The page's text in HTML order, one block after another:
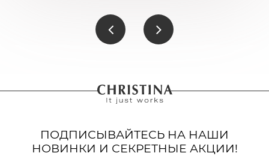
ПОДПИСЫВАЙТЕСЬ НА НАШИ
НОВИНКИ И СЕКРЕТНЫЕ АКЦИИ!